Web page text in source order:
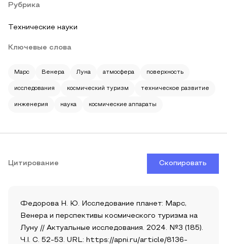
Рубрика
Технические науки
Ключевые слова
Марс Венера Луна атмосфера поверхность
исследования космический туризм техническое развитие
инженерия наука космические аппараты
Цитирование Скопировать
Федорова Н. Ю. Исследование планет: Марс,
Венера и перспективы космического туризма на
Луну // Актуальные исследования. 2024. №3 (185).
Ч.I. С. 52-53. URL: https://apni.ru/article/8136-